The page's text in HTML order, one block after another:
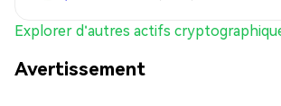
Explorer d'autres actifs
Avertissement